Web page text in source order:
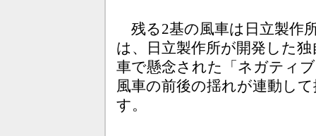
残る2基の風車は日立製作
は、日立製作所が開発した
車で懸念された「ネガティ
風車の前後の揺れが連動し
す。